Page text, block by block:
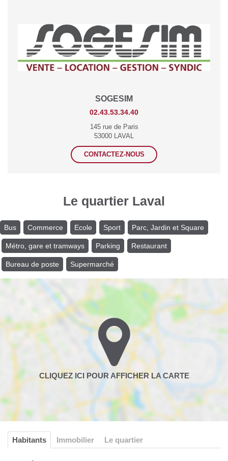
SOGESIM
02.43.53.34.40
145 rue de Paris
53000 LAVAL
CONTACTEZ-NOUS
Le quartier Laval
Bus Commerce Ecole Sport Parc, Jardin et Square
Métro, gare et tramways Parking Restaurant
Bureau de poste Supermarché
Habitants Immobilier Le quartier